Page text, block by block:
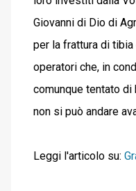
Giovanni di Dio di
per la frattura di
operatori che, in
comunque tentato
non si può andare
Leggi l'articolo su: